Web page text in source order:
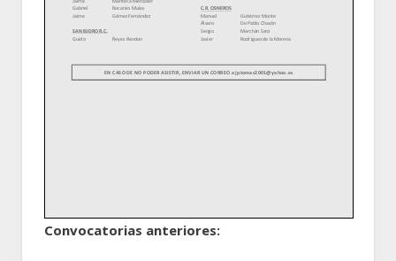
Convocatorias anteriores: